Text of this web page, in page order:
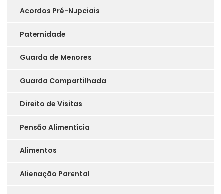
Acordos Pré-Nupciais
Paternidade
Guarda de Menores
Guarda Compartilhada
Direito de Visitas
Pensão Alimentícia
Alimentos
Alienação Parental